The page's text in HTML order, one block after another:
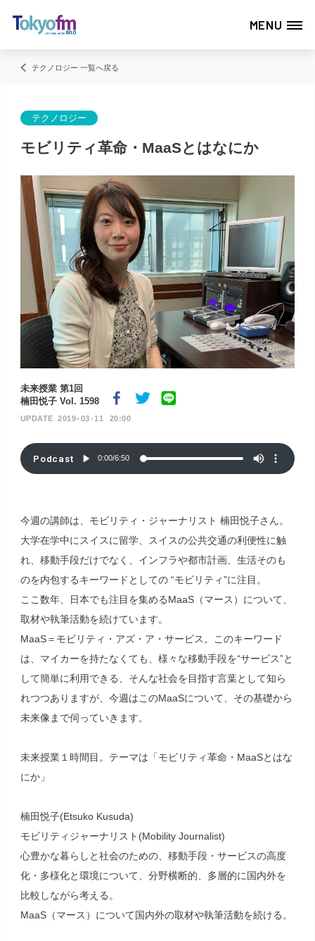
MENU
テクノロジー 一覧へ戻る
テクノロジー
モビリティ革命・MaaSとはなにか
未来授業 第1回
楠田悦子 Vol. 1598
2019 03 11 20:00
Podcast 0:00/6:50
今週の講師は、モビリティ・ジャーナリスト 楠田悦子さん。
大学在学中にスイスに留学、スイスの公共交通の利便性に触
れ、移動手段だけでなく、インフラや都市計画、生活そのも
のを内包するキーワードとしての “モビリティ”に注目。
ここ数年、日本でも注目を集めるMaaS（マース）について、
取材や執筆活動を続けています。
MaaS＝モビリティ・アズ・ア・サービス。このキーワード
は、マイカーを持たなくても、様々な移動手段を“サービス”と
して簡単に利用できる、そんな社会を目指す言葉として知ら
れつつありますが、今週はこのMaaSについて、その基礎から
未来像まで伺っていきます。
未来授業１時間目。テーマは「モビリティ革命・MaaSとはな
にか」
楠田悦子(Etsuko Kusuda)
モビリティジャーナリスト(Mobility Journalist)
心豊かな暮らしと社会のための、移動手段・サービスの高度
化・多様化と環境について、分野横断的、多層的に国内外を
比較しながら考える。
MaaS（マース）について国内外の取材や執筆活動を続ける。